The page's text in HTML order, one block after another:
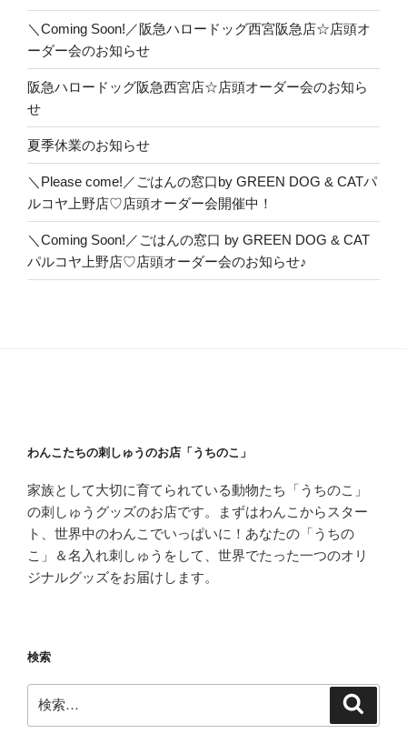
＼Coming Soon!／阪急ハロードッグ西宮阪急店☆店頭オ
ーダー会のお知らせ
阪急ハロードッグ阪急西宮店☆店頭オーダー会のお知ら
せ
夏季休業のお知らせ
＼Please come!／ごはんの窓口by GREEN DOG & CATパ
ルコヤ上野店♡店頭オーダー会開催中！
＼Coming Soon!／ごはんの窓口 by GREEN DOG & CAT
パルコヤ上野店♡店頭オーダー会のお知らせ♪
わんこたちの刺しゅうのお店「うちのこ」
家族として大切に育てられている動物たち「うちのこ」
の刺しゅうグッズのお店です。まずはわんこからスター
ト、世界中のわんこでいっぱいに！あなたの「うちの
こ」＆名入れ刺しゅうをして、世界でたった一つのオリ
ジナルグッズをお届けします。
検索
索: